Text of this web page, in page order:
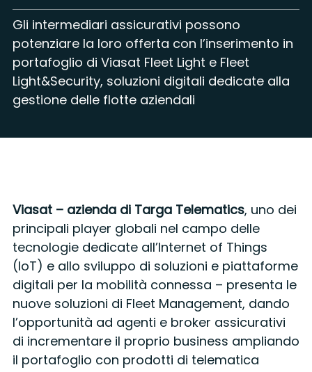
Gli intermediari assicurativi possono
potenziare la loro offerta con l’inserimento in
portafoglio di Viasat Fleet Light e Fleet
Light&Security, soluzioni digitali dedicate alla
gestione delle flotte aziendali
Viasat – azienda di Targa Telematics, uno dei
principali player globali nel campo delle
tecnologie dedicate all’Internet of Things
(IoT) e allo sviluppo di soluzioni e piattaforme
digitali per la mobilità connessa – presenta le
nuove soluzioni di Fleet Management, dando
l’opportunità ad agenti e broker assicurativi
di incrementare il proprio business ampliando
il portafoglio con prodotti di telematica